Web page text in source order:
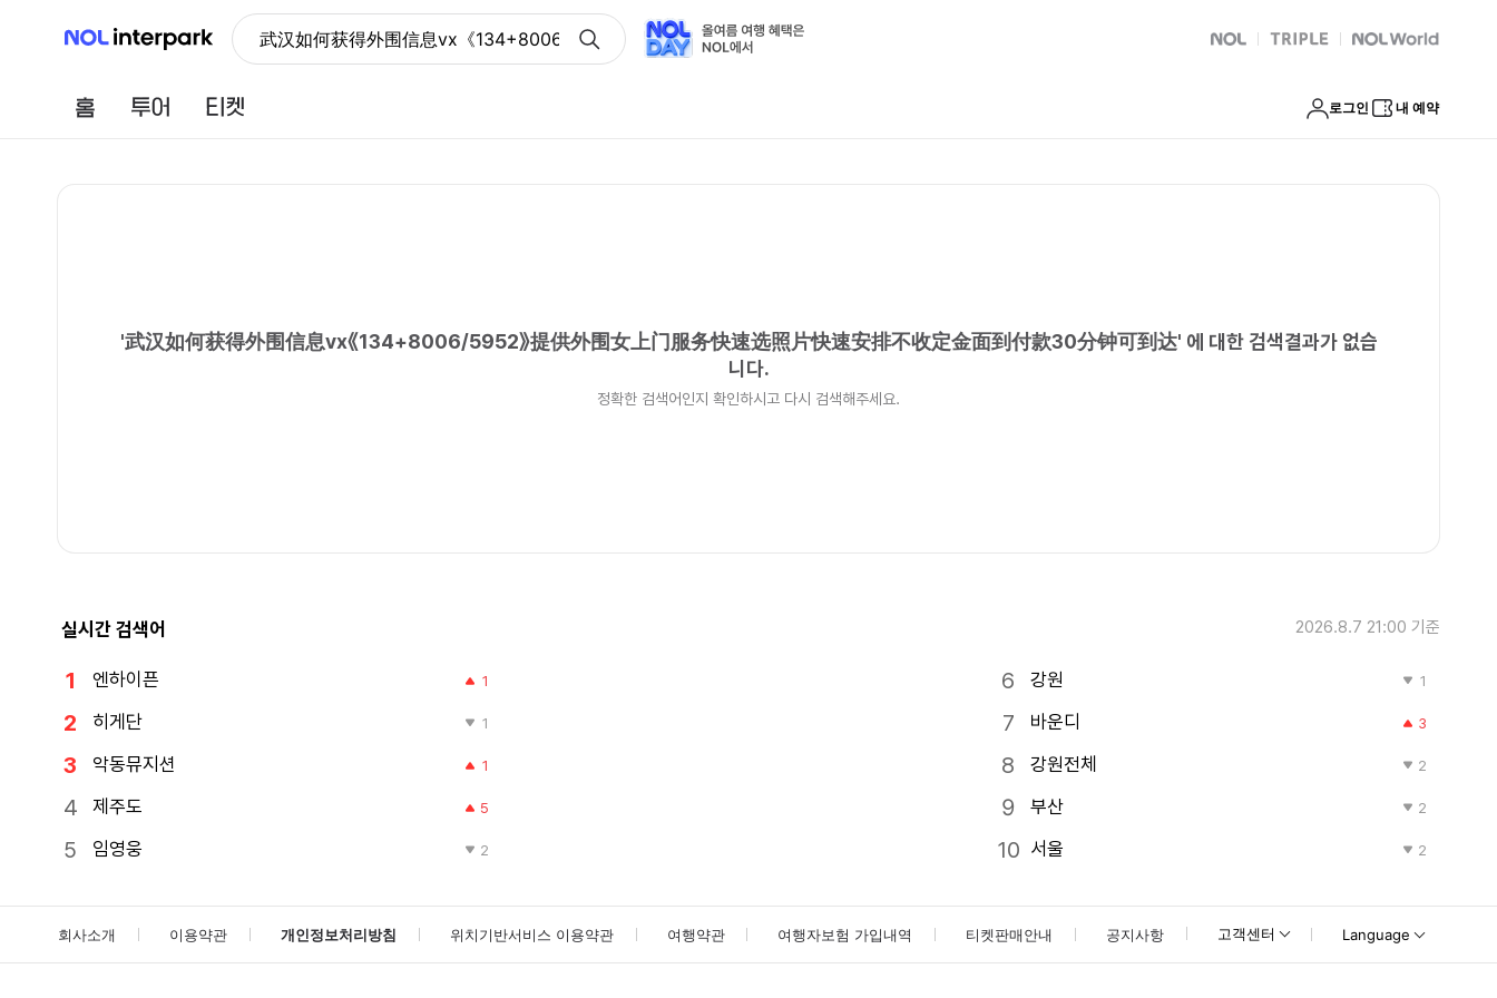
NOL 인터파크 武汉如何获得外围信息vx《134+8006/5952》提供外围女上门服务快速选照片快速安排不收定金面到付款30分钟可到达 NOL 트리플 Global Interpark
홈 투어 로그인 내 예약
'武汉如何获得外围信息vx《134+8006/5952》提供外围女上门服务快速选照片快速安排不收定金面到付款30分钟可到达' 에 대한 검색결과가 없습
니다.
정확한 검색어인지 확인하시고 다시 검색해주세요.
실시간 검색어 2026.8.7 21:00 기준
엔하이픈 1
히게단 1
악동뮤지션 1
제주도 5
임영웅 2
강원 1
바운디 3
강원전체 2
부산 2
서울 2
회사소개 이용약관 개인정보처리방침 위치기반서비스 이용약관 여행약관 여행자보험 가입내역 티켓판매안내 공지사항 고객센터 Language